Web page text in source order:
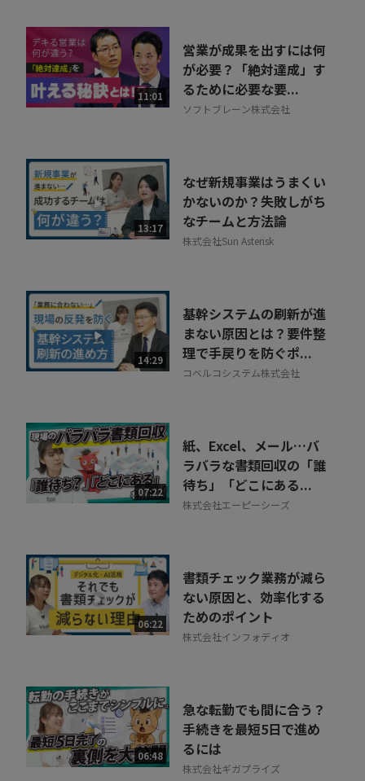
11:01
営業が成果を出すには何
が必要？「絶対達成」す
るために必要な要...
ソフトブレーン株式会社
13:17
なぜ新規事業はうまくい
かないのか？失敗しがち
なチームと方法論
株式会社Sun Asterisk
14:29
基幹システムの刷新が進
まない原因とは？要件整
理で手戻りを防ぐポ...
コベルコシステム株式会社
07:22
紙、Excel、メール…バ
ラバラな書類回収の「誰
待ち」「どこにある...
株式会社エーピーシーズ
06:22
書類チェック業務が減ら
ない原因と、効率化する
ためのポイント
株式会社インフォディオ
06:48
急な転勤でも間に合う？
手続きを最短5日で進め
るには
株式会社ギガプライズ